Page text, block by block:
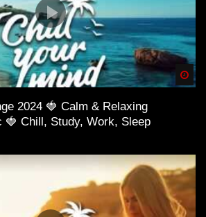
2024 🍓 Calm & Relaxing
🍓 Chill, Study, Work, Sleep